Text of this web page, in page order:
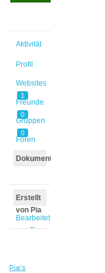
Aktivität
Profil
Websites
1
Freunde
0
Gruppen
0
Foren
Dokumente
Erstellt
von Pia
Bearbeitet
von Pia
Pia’s